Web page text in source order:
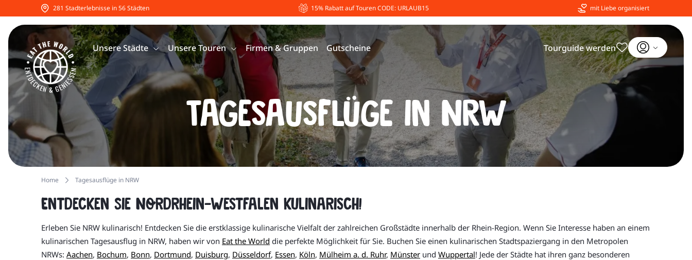
281 Stadterlebnisse in 56 Städten 15% Rabatt auf Touren CODE: URLAUB15 mit Liebe organisiert
Unsere Städte Unsere Touren Firmen & Gruppen Gutscheine Tourguide werden
Tagesausflüge in NRW
Home Tagesausflüge in NRW
Entdecken Sie Nordrhein-Westfalen kulinarisch!
Erleben Sie NRW kulinarisch! Entdecken Sie die erstklassige kulinarische Vielfalt der zahlreichen Großstädte innerhalb der Rhein-Region. Wenn Sie Interesse haben an einem
kulinarischen Tagesausflug in NRW, haben wir von Eat the World die perfekte Möglichkeit für Sie. Buchen Sie einen kulinarischen Stadtspaziergang in den Metropolen
NRWs: Aachen, Bochum, Bonn, Dortmund, Duisburg, Düsseldorf, Essen, Köln, Mülheim a. d. Ruhr, Münster und Wuppertal! Jede der Städte hat ihren ganz besonderen